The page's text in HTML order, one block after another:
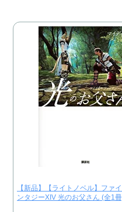
【新品】【ライトノベル】ファ
ンタジーXIV 光のお父さん (全1